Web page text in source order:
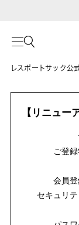
レスポートサック公
【リニュー
ご登
会員登
セキュリ